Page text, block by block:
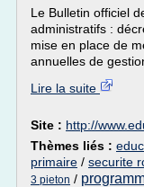
Le Bulletin officiel
administratifs :
mise en place de
annuelles de
Lire la suite
Site : http://
Thèmes liés :
primaire / securite
3 pieton /